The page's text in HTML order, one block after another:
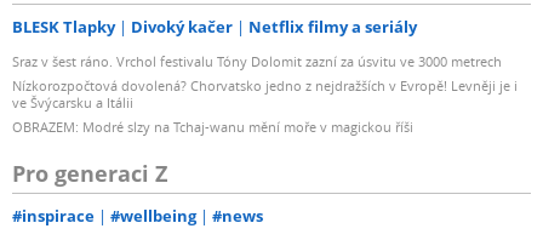
BLESK Tlapky Divoký kačer Netflix filmy a seriály
Sraz v šest ráno. Vrchol festivalu Tóny Dolomit zazní za úsvitu ve 3000 metrech
Nízkorozpočtová dovolená? Chorvatsko jedno z nejdražších v Evropě! Levněji je i
ve Švýcarsku a Itálii
OBRAZEM: Modré slzy na Tchaj-wanu mění moře v magickou říši
Pro generaci Z
#inspirace #wellbeing #news